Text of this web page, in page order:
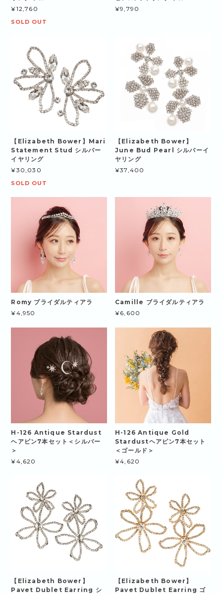
¥12,760
SOLD OUT
¥9,790
【Elizabeth Bower】Mari
Statement Stud シルバー
イヤリング
¥30,030
SOLD OUT
【Elizabeth Bower】
June Bud Pearl シルバーイ
ヤリング
¥37,400
Romy ブライダルティアラ
¥4,950
Camille ブライダルティアラ
¥6,600
H-126 Antique Stardust
ヘアピン7本セット＜シルバー
＞
¥4,620
H-126 Antique Gold
Stardustヘアピン7本セット
＜ゴールド＞
¥4,620
【Elizabeth Bower】
Pavet Dublet Earring シ
【Elizabeth Bower】
Pavet Dublet Earring ゴ